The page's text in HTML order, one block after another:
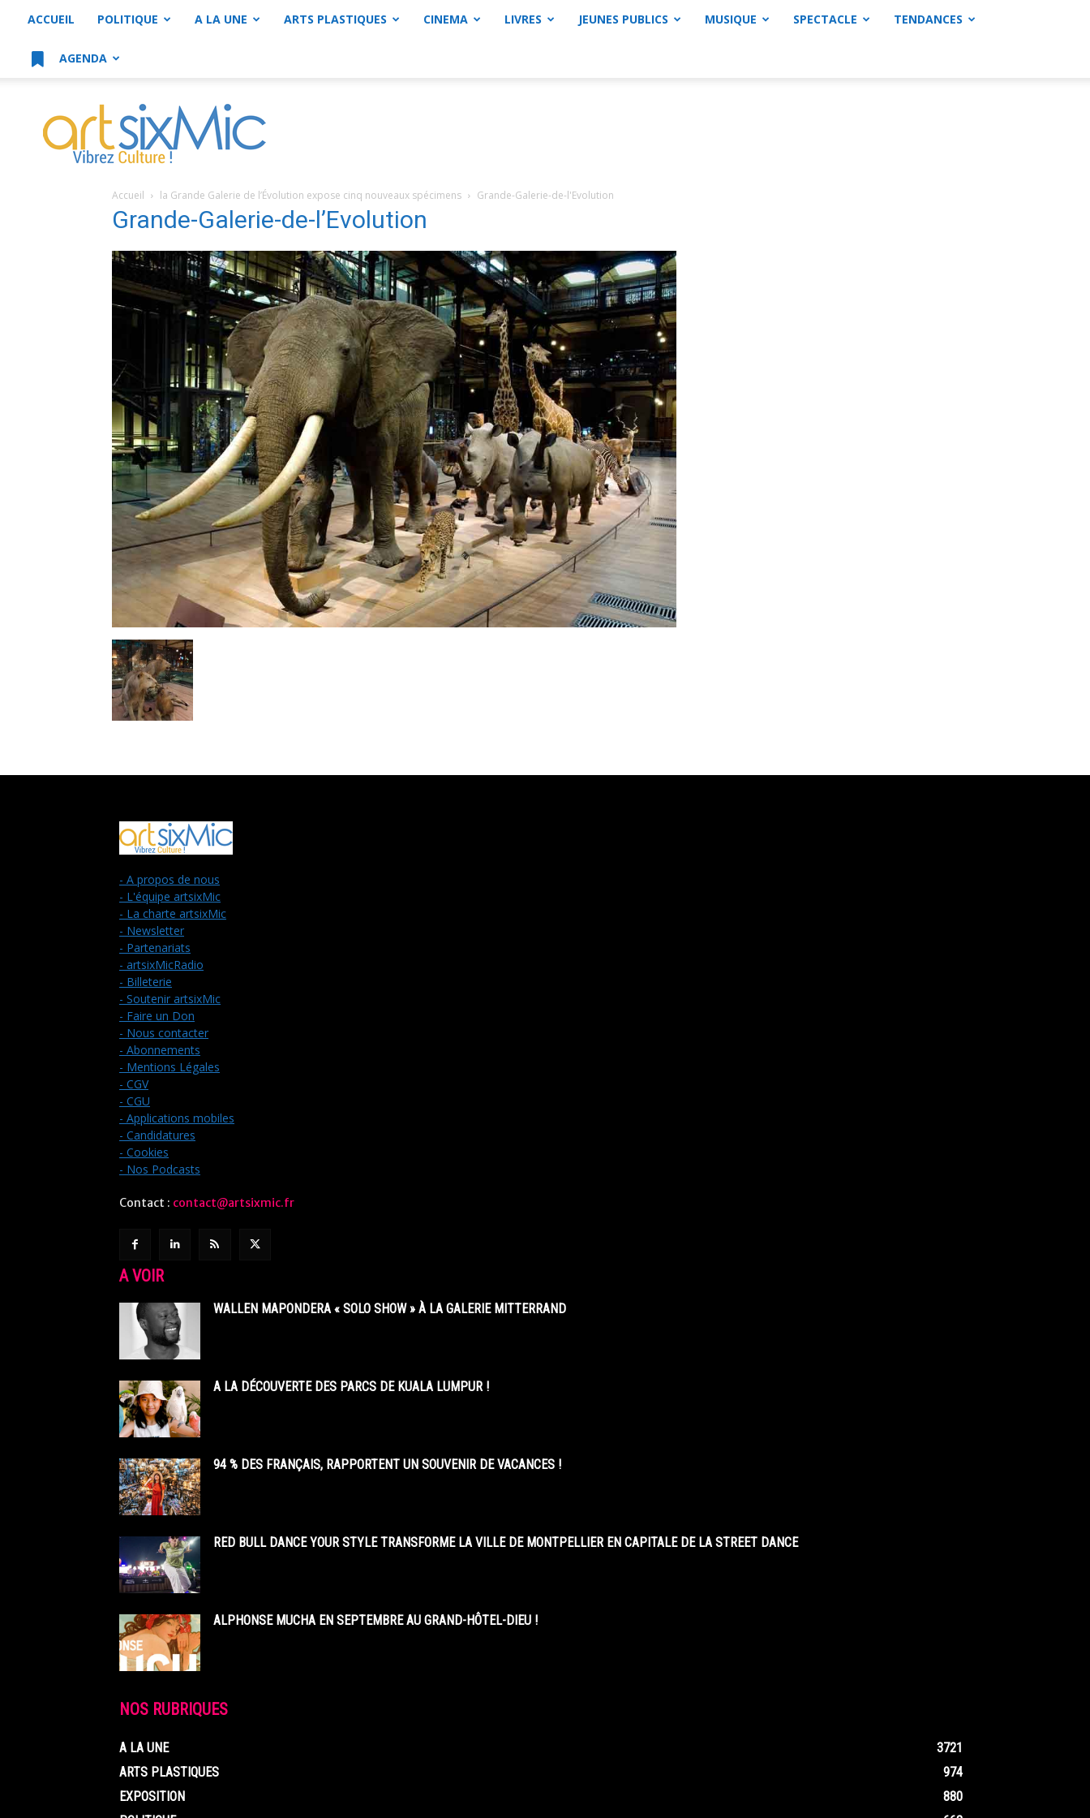
ACCUEIL POLITIQUE A LA UNE ARTS PLASTIQUES CINEMA LIVRES JEUNES PUBLICS MUSIQUE SPECTACLE TENDANCES
AGENDA
artsixMic
Accueil la Grande Galerie de l’Évolution expose cinq nouveaux spécimens Grande-Galerie-de-l'Evolution
Grande-Galerie-de-l’Evolution
- A propos de nous
- L'équipe artsixMic
- La charte artsixMic
- Newsletter
- Partenariats
- artsixMicRadio
- Billeterie
- Soutenir artsixMic
- Faire un Don
- Nous contacter
- Abonnements
- Mentions Légales
- CGV
- CGU
- Applications mobiles
- Candidatures
- Cookies
- Nos Podcasts
Contact : contact@artsixmic.fr
A VOIR
WALLEN MAPONDERA « SOLO SHOW » À LA GALERIE MITTERRAND
A LA DÉCOUVERTE DES PARCS DE KUALA LUMPUR !
94 % DES FRANÇAIS, RAPPORTENT UN SOUVENIR DE VACANCES !
RED BULL DANCE YOUR STYLE TRANSFORME LA VILLE DE MONTPELLIER EN CAPITALE DE LA STREET DANCE
ALPHONSE MUCHA EN SEPTEMBRE AU GRAND-HÔTEL-DIEU !
NOS RUBRIQUES
A LA UNE
3721
ARTS PLASTIQUES
974
EXPOSITION
880